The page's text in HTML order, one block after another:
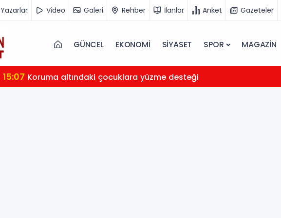
Yazarlar Video Galeri Rehber İlanlar Anket Gazeteler
GÜNCEL EKONOMİ SİYASET SPOR MAGAZİN
15:07 Koruma altındaki çocuklara yüzme desteği